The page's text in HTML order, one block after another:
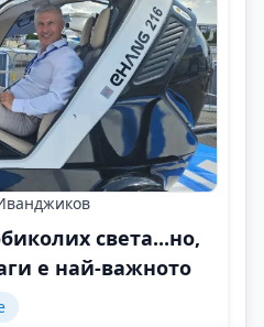
света...но,
е най-важното